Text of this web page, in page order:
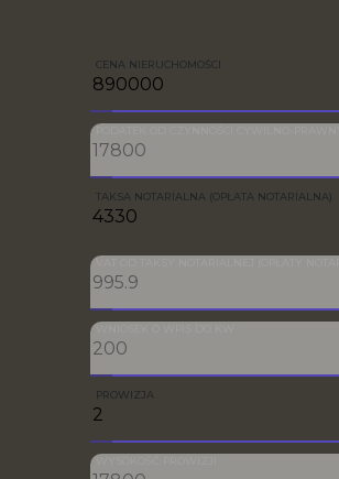
CENA NIERUCHOMOŚCI
TAKSA NOTARIALNA (OPŁATA NOTARIALNA)
PROWIZJA